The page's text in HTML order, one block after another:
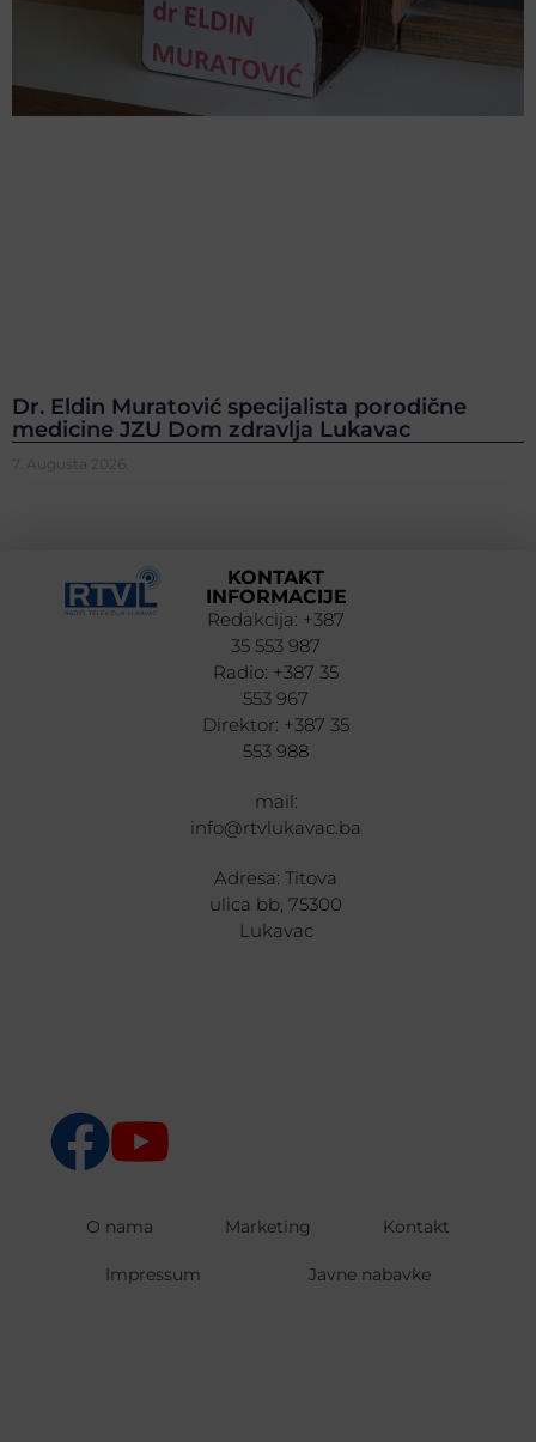
Dr. Eldin Muratović specijalista porodične
medicine JZU Dom zdravlja Lukavac
7. Augusta 2026.
KONTAKT
INFORMACIJE
Redakcija: +387
35 553 987
Radio: +387 35
553 967
Direktor: +387 35
553 988
mail:
info@rtvlukavac.ba
Adresa: Titova
ulica bb, 75300
Lukavac
O nama Marketing Kontakt
Impressum Javne nabavke